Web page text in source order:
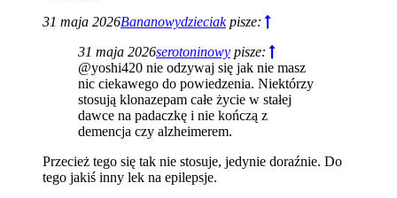
31 maja 2026Bananowydzieciakpisze:
31 maja 2026serotoninowy pisze:
@yoshi420 nie odzywaj się jak nie masz
nic ciekawego do powiedzenia. Niektórzy
stosują klonazepam całe życie w stałej
dawce na padaczkę i nie kończą z
demencja czy alzheimerem.
Przecież tego się tak nie stosuje, jedynie doraźnie. Do
tego jakiś inny lek na epilepsje.